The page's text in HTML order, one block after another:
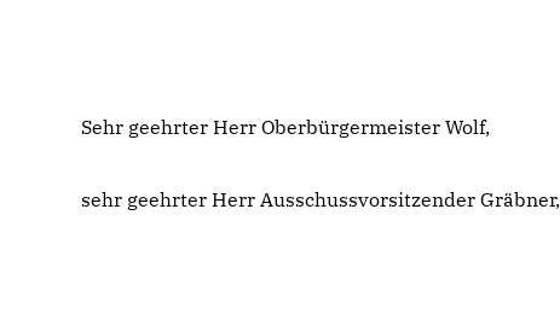
Sehr geehrter Herr Oberbürgermeister Wolf,
sehr geehrter Herr Ausschussvorsitzender Gräbner,